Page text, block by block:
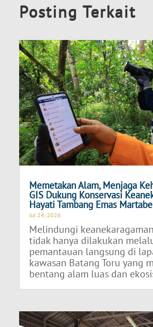
Posting Terkait
Memetakan Alam, Menjaga
GIS Dukung Konservasi
Hayati Tambang Emas Martabe
Jul 24, 2026
Melindungi
tidak hanya dilakukan
pemantauan langsung di
kawasan Batang Toru yang
bentang alam luas dan